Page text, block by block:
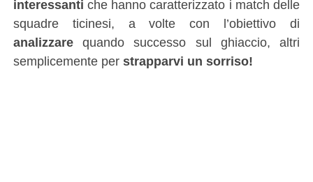
interessanti che hanno caratterizzato i match delle
squadre ticinesi, a volte con l’obiettivo di
analizzarequando successo sul ghiaccio, altri
semplicemente per strapparvi un sorriso!